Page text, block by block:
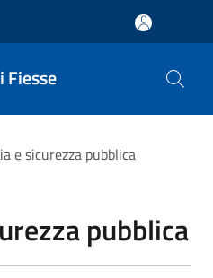
Fiesse
e sicurezza pubblica
pubblica